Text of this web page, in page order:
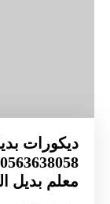
ديكورات
معلم بديل